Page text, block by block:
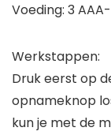
Voeding: 3
Werkstappen:
Druk eerst op
opnameknop
kun je met de